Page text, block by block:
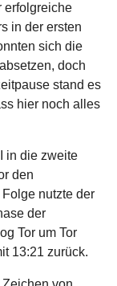
erfolgreiche
in der ersten
sich die
doch
stand es
hier noch alles
in die zweite
den
nutzte der
der
Tor um Tor
13:21 zurück.